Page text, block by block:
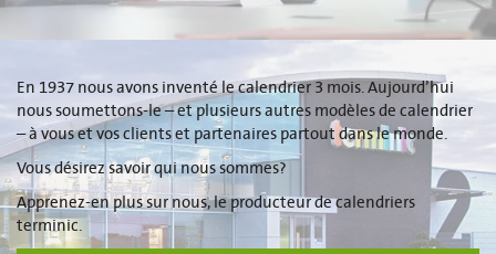
En 1937 nous avons inventé le calendrier 3 mois. Aujourd’hui
nous soumettons-le – et plusieurs autres modèles de calendrier
– à vous et vos clients et partenaires partout dans le monde.
Vous désirez savoir qui nous sommes?
Apprenez-en plus sur nous, le producteur de calendriers
terminic.